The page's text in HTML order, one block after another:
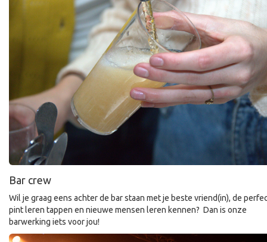
Bar crew
Wil je graag eens achter de bar staan met je beste vriend(in), de
pint leren tappen en nieuwe mensen leren kennen? Dan is onze
barwerking iets voor jou!